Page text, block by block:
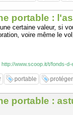
portable :
certaine valeur, si
voire même le
http://www.scoop.it/t/fonds-
portable protéger
portable :